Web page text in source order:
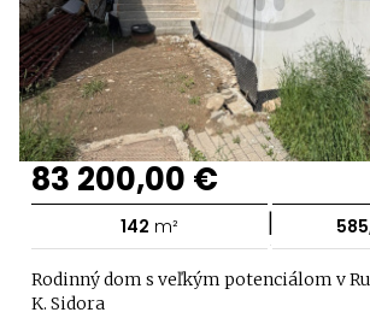
83 200,00 €
142 m² |
Rodinný dom s veľkým potenciálom v
K. Sidora